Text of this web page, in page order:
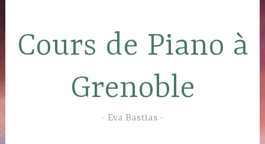
contenu
principal
Cours de Piano à
Grenoble
Eva Bastias